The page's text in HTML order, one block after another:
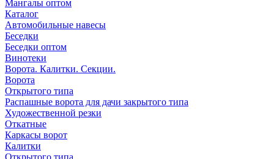
Мангалы оптом
Каталог
Автомобильные навесы
Беседки
Беседки оптом
Винотеки
Ворота. Калитки. Секции.
Ворота
Открытого типа
Распашные ворота для дачи закрытого типа
Художественной резки
Откатные
Каркасы ворот
Калитки
Открытого типа